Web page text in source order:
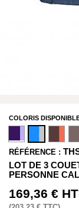
COLORIS
RÉFÉRENCE :
LOT DE 3
PERSONNE
169,36 € HT